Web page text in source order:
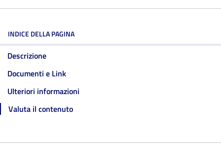
INDICE DELLA PAGINA
Descrizione
Documenti e Link
Ulteriori informazioni
Valuta il contenuto